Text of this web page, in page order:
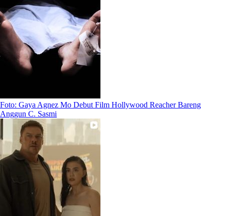
Foto: Gaya Agnez Mo Debut Film Hollywood Reacher Bareng
Anggun C. Sasmi